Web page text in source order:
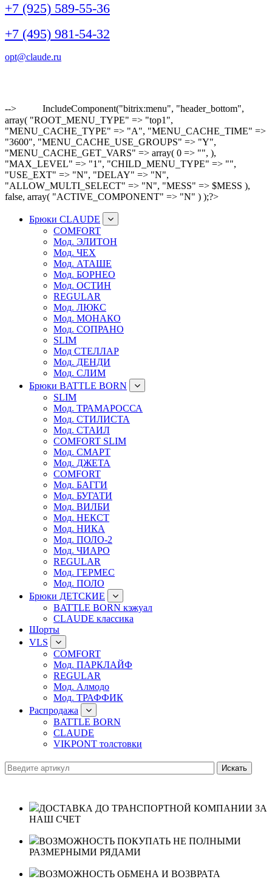
+7 (925) 589-55-36
+7 (495) 981-54-32
opt@claude.ru
-->
IncludeComponent("bitrix:menu", "header_bottom",
array( "ROOT_MENU_TYPE" => "top1",
"MENU_CACHE_TYPE" => "A", "MENU_CACHE_TIME" =>
"3600", "MENU_CACHE_USE_GROUPS" => "Y",
"MENU_CACHE_GET_VARS" => array( 0 => "", ),
"MAX_LEVEL" => "1", "CHILD_MENU_TYPE" => "",
"USE_EXT" => "N", "DELAY" => "N",
"ALLOW_MULTI_SELECT" => "N", "MESS" => $MESS ),
false, array( "ACTIVE_COMPONENT" => "N" ) );?>
Брюки CLAUDE
COMFORT
Мод. ЭЛИТОН
Мод. ЧЕХ
Мод. АТАШЕ
Мод. БОРНЕО
Мод. ОСТИН
REGULAR
Мод. ЛЮКС
Мод. МОНАКО
Мод. СОПРАНО
SLIM
Мод СТЕЛЛАР
Мод. ДЕНДИ
Мод. СЛИМ
Брюки BATTLE BORN
SLIM
Мод. ТРАМАРОССА
Мод. СТИЛИСТА
Мод. СТАИЛ
COMFORT SLIM
Мод. СМАРТ
Мод. ДЖЕТА
COMFORT
Мод. БАГГИ
Мод. БУГАТИ
Мод. ВИЛБИ
Мод. НЕКСТ
Мод. НИКА
Мод. ПОЛО-2
Мод. ЧИАРО
REGULAR
Мод. ГЕРМЕС
Мод. ПОЛО
Брюки ДЕТСКИЕ
BATTLE BORN кэжуал
CLAUDE классика
Шорты
VLS
COMFORT
Мод. ПАРКЛАЙФ
REGULAR
Мод. Алмодо
Мод. ТРАФФИК
Распродажа
BATTLE BORN
CLAUDE
VIKPONT толстовки
ДОСТАВКА ДО ТРАНСПОРТНОЙ КОМПАНИИ ЗА
НАШ СЧЕТ
ВОЗМОЖНОСТЬ ПОКУПАТЬ НЕ ПОЛНЫМИ
РАЗМЕРНЫМИ РЯДАМИ
ВОЗМОЖНОСТЬ ОБМЕНА И ВОЗВРАТА